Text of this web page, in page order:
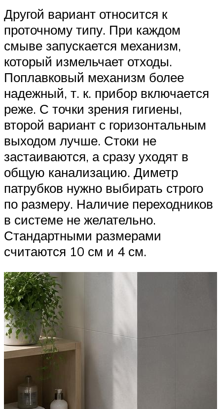
Другой вариант относится к
проточному типу. При каждом
смыве запускается механизм,
который измельчает отходы.
Поплавковый механизм более
надежный, т. к. прибор включается
реже. С точки зрения гигиены,
второй вариант с горизонтальным
выходом лучше. Стоки не
застаиваются, а сразу уходят в
общую канализацию. Диметр
патрубков нужно выбирать строго
по размеру. Наличие переходников
в системе не желательно.
Стандартными размерами
считаются 10 см и 4 см.